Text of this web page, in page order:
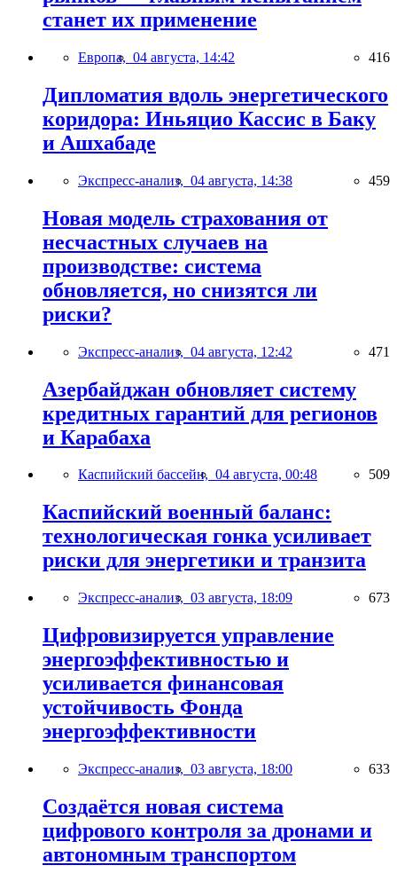
станет их применение
Европа, 04 августа, 14:42 416
Дипломатия вдоль энергетического
коридора: Иньяцио Кассис в Баку
и Ашхабаде
Экспресс-анализ, 04 августа, 14:38 459
Новая модель страхования от
несчастных случаев на
производстве: система
обновляется, но снизятся ли
риски?
Экспресс-анализ, 04 августа, 12:42 471
Азербайджан обновляет систему
кредитных гарантий для регионов
и Карабаха
Каспийский бассейн, 04 августа, 00:48 509
Каспийский военный баланс:
технологическая гонка усиливает
риски для энергетики и транзита
Экспресс-анализ, 03 августа, 18:09 673
Цифровизируется управление
энергоэффективностью и
усиливается финансовая
устойчивость Фонда
энергоэффективности
Экспресс-анализ, 03 августа, 18:00 633
Создаётся новая система
цифрового контроля за дронами и
автономным транспортом